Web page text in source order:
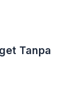
Tanpa